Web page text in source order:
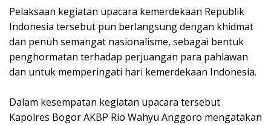
Pelaksaan kegiatan upacara kemerdekaan Republik
Indonesia tersebut pun berlangsung dengan khidmat
dan penuh semangat nasionalisme, sebagai bentuk
penghormatan terhadap perjuangan para pahlawan
dan untuk memperingati hari kemerdekaan Indonesia.
Dalam kesempatan kegiatan upacara tersebut
Kapolres Bogor AKBP Rio Wahyu Anggoro mengatakan